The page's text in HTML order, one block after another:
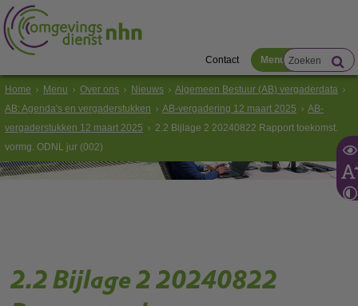
Contact Menu
Home Menu Over ons Nieuws
Algemeen Bestuur (AB) vergaderdata
AB: Agenda's en vergaderstukken
AB-vergadering 12 maart 2025
AB-
vergaderstukken 12 maart 2025
2.2 Bijlage 2 20240822 Rapport toekomst.
vormg. ODNL jur (002)
2.2 Bijlage 2 20240822